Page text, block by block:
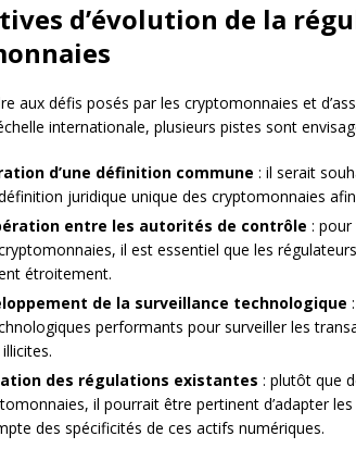
d’évolution de la
aux défis posés par les cryptomonnaies et
internationale, plusieurs pistes sont
d’une définition commune : il serait
juridique unique des cryptomonnaies
entre les autorités de contrôle :
il est essentiel que les
étroitement.
de la surveillance technologique
performants pour surveiller les
des régulations existantes : plutôt que
il pourrait être pertinent d’adapter
des spécificités de ces actifs numériques.